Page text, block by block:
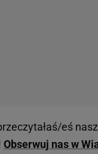
eś
Obserwuj nas w